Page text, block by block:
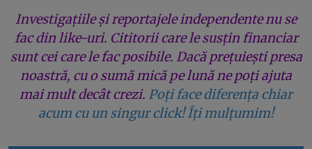
Investigațiile și reportajele independente nu se
fac din like-uri. Cititorii care le susțin financiar
sunt cei care le fac posibile. Dacă prețuiești presa
noastră, cu o sumă mică pe lună ne poți ajuta
mai mult decât crezi. Poți face diferența chiar
acum cu un singur click! Îți mulțumim!